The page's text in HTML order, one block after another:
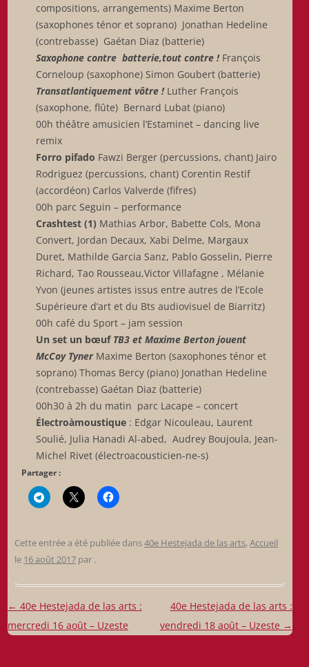
compositions, arrangements) Maxime Berton
(saxophones ténor et soprano) Jonathan Hedeline
(contrebasse) Gaétan Diaz (batterie)
Saxophone contre batterie,tout contre ! François
Corneloup (saxophone) Simon Goubert (batterie)
Transatlantiquement vôtre ! Luther François
(saxophone, flûte) Bernard Lubat (piano)
00h théâtre amusicien l’Estaminet – dancing live
remix
Forro pifado Fawzi Berger (percussions, chant) Jairo
Rodriguez (percussions, chant) Corentin Restif
(accordéon) Carlos Valverde (fifres)
00h parc Seguin – performance
Crashtest (1) Mathias Arbor, Babette Cols, Mona
Convert, Jordan Decaux, Xabi Delme, Margaux
Duret, Mathilde Garcia Sanz, Pablo Gosselin, Pierre
Richard, Tao Rousseau,Victor Villafagne , Mélanie
Yvon (jeunes artistes issus entre autres de l’Ecole
Supérieure d’art et du Bts audiovisuel de Biarritz)
00h café du Sport – jam session
Un set un bœuf TB3 et Maxime Berton jouent
McCoy TynerMaxime Berton (saxophones ténor et
soprano) Thomas Bercy (piano) Jonathan Hedeline
(contrebasse) Gaétan Diaz (batterie)
00h30 à 2h du matin parc Lacape – concert
Électroàmoustique: Edgar Nicouleau, Laurent
Soulié, Julia Hanadi Al-abed, Audrey Boujoula, Jean-
Michel Rivet (électroacousticien-ne-s)
Partager :
Cette entrée a été publiée dans40e Hestejada de las arts,Accueil
le 16 août 2017 par .
Navigation
des
← 40e Hestejada de las arts :
mercredi 16 août – Uzeste
40e Hestejada de las arts :
vendredi 18 août – Uzeste →